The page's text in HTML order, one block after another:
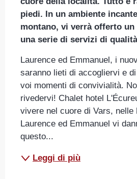
piedi. In un ambiente
montano, vi verrà offerto un
una serie di servizi di
Laurence ed Emmanuel, i
saranno lieti di accogliervi e
voi momenti di convivialità.
rivedervi! Chalet hotel
vivere nel cuore di Vars, nelle
Laurence ed Emmanuel vi
questo...
Leggi di più